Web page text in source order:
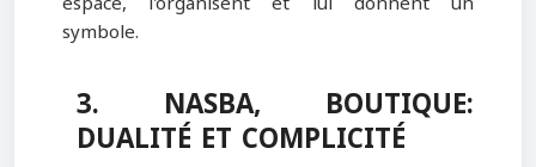
symbole.
3. NASBA, BOUTIQUE:
DUALITÉ ET COMPLICITÉ